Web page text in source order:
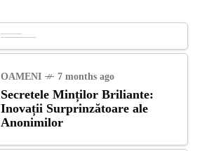
OAMENI 7 months ago
Secretele Minților Briliante:
Inovații Surprinzătoare ale
Anonimilor